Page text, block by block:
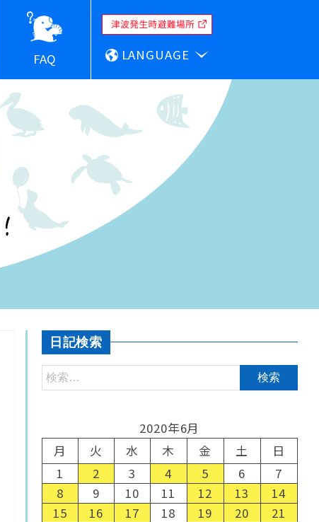
FAQ LANGUAGE
日記検索
2020年6月
月
火 水 木 金 土
日
1
2 3 4 5 6
7
8
9 10 11 12 13
14
15
16 17 18 19 20
21